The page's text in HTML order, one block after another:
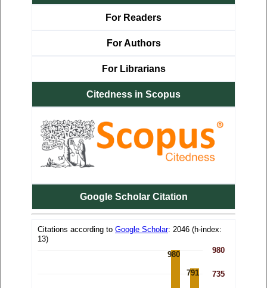
For Readers
For Authors
For Librarians
Citedness in Scopus
Google Scholar Citation